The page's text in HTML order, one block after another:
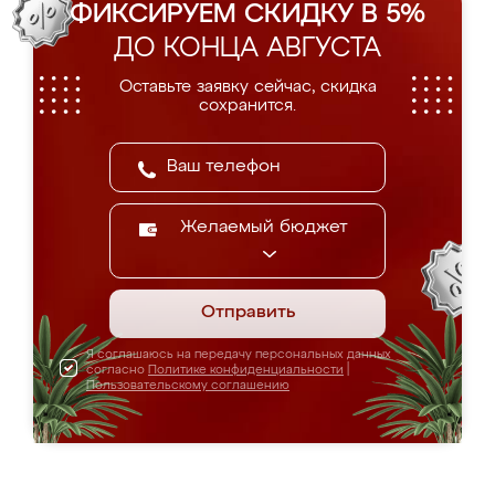
ФИКСИРУЕМ СКИДКУ В 5%
ДО КОНЦА АВГУСТА
Оставьте заявку сейчас, скидка
сохранится.
Желаемый бюджет
Отправить
Я соглашаюсь на передачу персональных данных
согласно Политике конфиденциальности
Пользовательскому соглашению